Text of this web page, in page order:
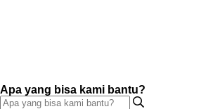
Apa yang bisa kami bantu?